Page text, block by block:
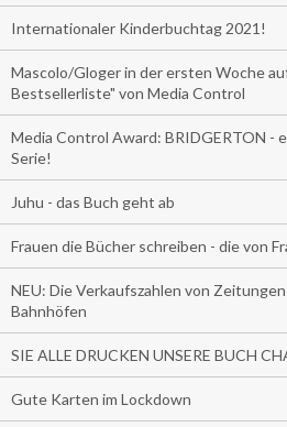
Internationaler Kinderbuchtag 2021!
Mascolo/Gloger in der ersten Woche
Bestsellerliste" von Media Control
Media Control Award: BRIDGERTON -
Serie!
Juhu - das Buch geht ab
Frauen die Bücher schreiben - die von
NEU: Die Verkaufszahlen von
Bahnhöfen
SIE ALLE DRUCKEN UNSERE BUCH
Gute Karten im Lockdown